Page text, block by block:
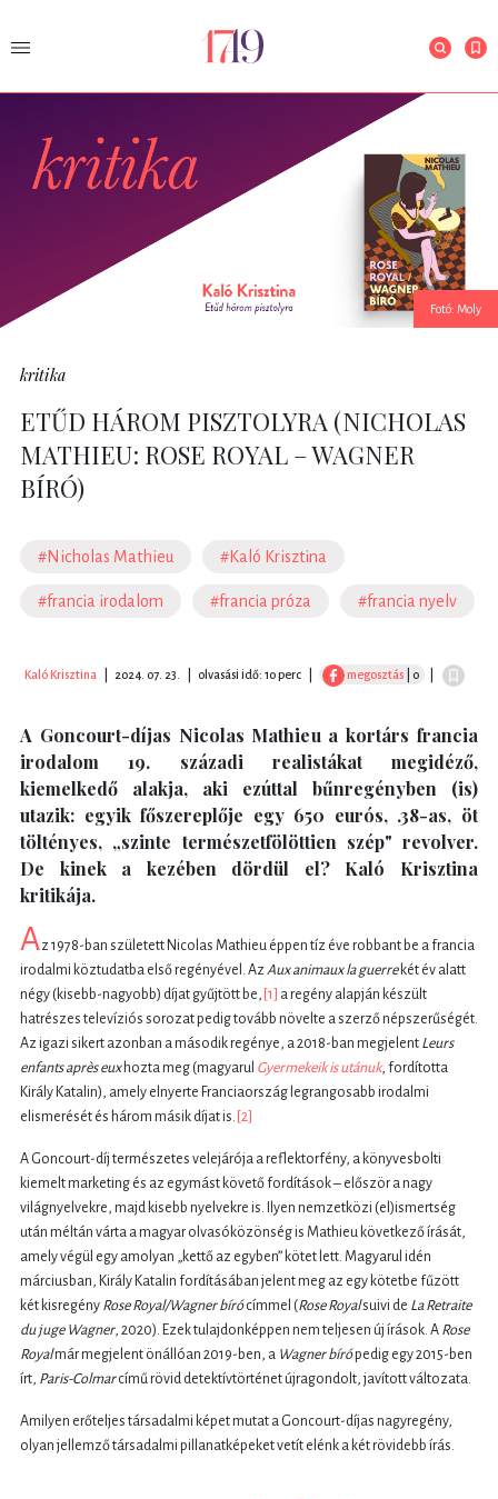
Fotó: Moly
kritika
ETŰD HÁROM PISZTOLYRA (NICHOLAS
MATHIEU: ROSE ROYAL – WAGNER
BÍRÓ)
#Nicholas Mathieu #Kaló Krisztina
#francia irodalom #francia próza #francia nyelv
Kaló Krisztina 2024. 07. 23. olvasási idő: 10 perc megosztás | 0
A Goncourt-díjas Nicolas Mathieu a kortárs francia
irodalom 19. századi realistákat megidéző,
kiemelkedő alakja, aki ezúttal bűnregényben (is)
utazik: egyik főszereplője egy 650 eurós, .38-as, öt
töltényes, „szinte természetfölöttien szép" revolver.
De kinek a kezében dördül el? Kaló Krisztina
kritikája.
Az 1978-ban született Nicolas Mathieu éppen tíz éve robbant be a francia
irodalmi köztudatba első regényével. Az Aux animaux la guerrekét év alatt
négy (kisebb-nagyobb) díjat gyűjtött be, [1]
a regény alapján készült
hatrészes televíziós sorozat pedig tovább növelte a szerző népszerűségét.
Az igazi sikert azonban a második regénye, a 2018-ban megjelent Leurs
enfants après euxhozta meg (magyarul Gyermekeik is utánuk, fordította
Király Katalin), amely elnyerte Franciaország legrangosabb irodalmi
elismerését és három másik díjat is. [2]
A Goncourt-díj természetes velejárója a reflektorfény, a könyvesbolti
kiemelt marketing és az egymást követő fordítások – először a nagy
világnyelvekre, majd kisebb nyelvekre is. Ilyen nemzetközi (el)ismertség
után méltán várta a magyar olvasóközönség is Mathieu következő írását,
amely végül egy amolyan „kettő az egyben” kötet lett. Magyarul idén
márciusban, Király Katalin fordításában jelent meg az egy kötetbe fűzött
két kisregény Rose Royal/Wagner bírócímmel (Rose Royalsuivi de La Retraite
du juge Wagner, 2020). Ezek tulajdonképpen nem teljesen új írások. A Rose
Royalmár megjelent önállóan 2019-ben, a Wagner bírópedig egy 2015-ben
írt, Paris-Colmarcímű rövid detektívtörténet újragondolt, javított változata.
Amilyen erőteljes társadalmi képet mutat a Goncourt-díjas nagyregény,
olyan jellemző társadalmi pillanatképeket vetít elénk a két rövidebb írás.